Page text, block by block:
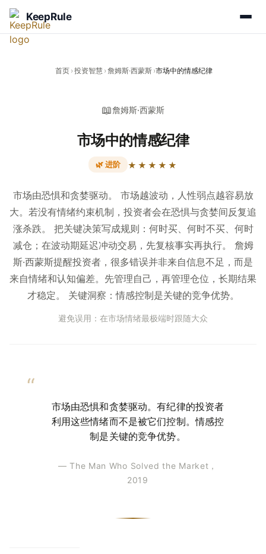
KeepRule
首页 ›投资智慧 ›詹姆斯·西蒙斯 ›市场中的情感纪律
📖詹姆斯·西蒙斯
市场中的情感纪律
🌿 进阶 ★★★★★
市场由恐惧和贪婪驱动。 市场越波动，人性弱点越容易放
大。若没有情绪约束机制，投资者会在恐惧与贪婪间反复追
涨杀跌。 把关键决策写成规则：何时买、何时不买、何时
减仓；在波动期延迟冲动交易，先复核事实再执行。 詹姆
斯·西蒙斯提醒投资者，很多错误并非来自信息不足，而是
来自情绪和认知偏差。先管理自己，再管理仓位，长期结果
才稳定。 关键洞察：情感控制是关键的竞争优势。
避免误用：在市场情绪最极端时跟随大众
市场由恐惧和贪婪驱动。有纪律的投资者
利用这些情绪而不是被它们控制。情感控
制是关键的竞争优势。
— The Man Who Solved the Market，
2019